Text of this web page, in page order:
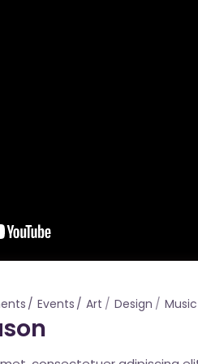
Events Art Design Music